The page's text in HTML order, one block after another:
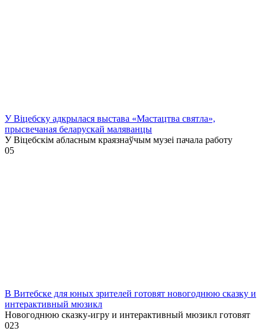
У Віцебску адкрылася выстава «Мастацтва святла»,
прысвечаная беларускай маляванцы
У Віцебскім абласным краязнаўчым музеі пачала работу
05
В Витебске для юных зрителей готовят новогоднюю сказку и
интерактивный мюзикл
Новогоднюю сказку-игру и интерактивный мюзикл готовят
023